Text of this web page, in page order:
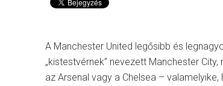
A Manchester United legősibb és
„kistestvérnek” nevezett Manchester
az Arsenal vagy a Chelsea –